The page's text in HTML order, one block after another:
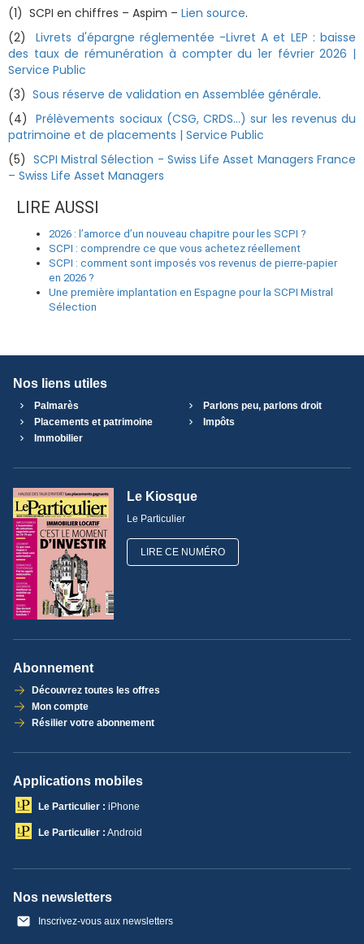
(1) SCPI en chiffres – Aspim – Lien source.
(2)Livrets d'épargne réglementée -Livret A et LEP : baisse
des taux de rémunération à compter du 1er février 2026 |
Service Public
(3) Sous réserve de validation en Assemblée générale.
(4)Prélèvements sociaux (CSG, CRDS...) sur les revenus du
patrimoine et de placements | Service Public
(5) SCPI Mistral Sélection - Swiss Life Asset Managers France
– Swiss Life Asset Managers
LIRE AUSSI
2026 : l’amorce d’un nouveau chapitre pour les SCPI ?
SCPI : comprendre ce que vous achetez réellement
SCPI : comment sont imposés vos revenus de pierre-papier
en 2026 ?
Une première implantation en Espagne pour la SCPI Mistral
Sélection
Nos liens utiles
Palmarès
Parlons peu, parlons droit
Placements et patrimoine
Impôts
Immobilier
Le Kiosque
Le Particulier
LIRE CE NUMÉRO
Abonnement
Découvrez toutes les offres
Mon compte
Résilier votre abonnement
Applications mobiles
Le Particulier : iPhone
Le Particulier : Android
Nos newsletters
Inscrivez-vous aux newsletters